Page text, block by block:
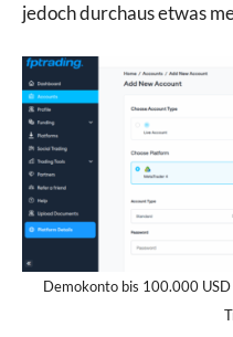
jedoch durchaus etwas
Demokonto bis 100.000